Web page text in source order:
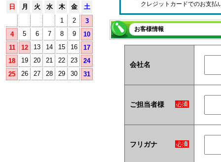
日
月 火 水 木 金
土
1
2
3
4
5 6 7 8 9
10
11
12 13 14 15 16
17
18
19 20 21 22 23
24
25
26 27 28 29 30 31
クレジットカードでのお支払
お客様情報
会社名
ご担当者様
フリガナ